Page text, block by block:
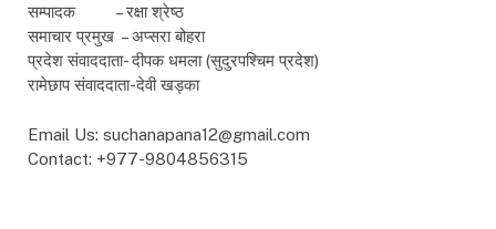
सम्पादक – रक्षा श्रेष्ठ
समाचार प्रमुख – अप्सरा बोहरा
प्रदेश संवाददाता- दीपक धमला (सुदुरपश्चिम प्रदेश)
रामेछाप संवाददाता-देवी खड्का
Email Us: suchanapana12@gmail.com
Contact: +977-9804856315